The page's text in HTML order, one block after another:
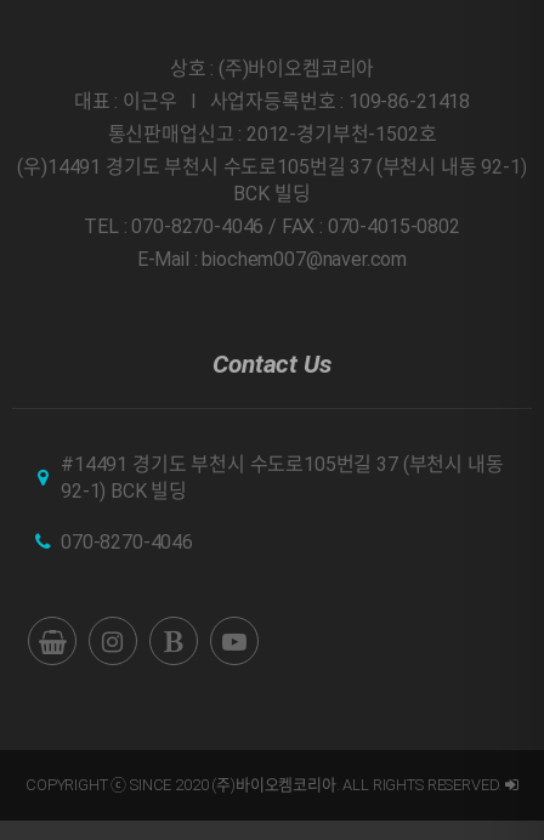
상호 : (주)바이오켐코리아
대표 : 이근우 l 사업자등록번호 : 109-86-21418
통신판매업신고 : 2012-경기부천-1502호
(우)14491 경기도 부천시 수도로105번길 37 (부천시 내동 92-1)
BCK 빌딩
TEL : 070-8270-4046 / FAX : 070-4015-0802
E-Mail : biochem007@naver.com
Contact Us
#14491 경기도 부천시 수도로105번길 37 (부천시 내동
92-1) BCK 빌딩
070-8270-4046
COPYRIGHT ⓒ SINCE 2020 (주)바이오켐코리아. ALL RIGHTS RESERVED.